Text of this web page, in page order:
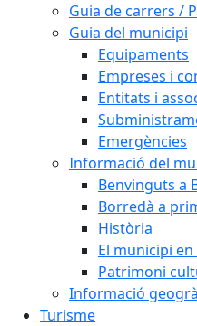
Guia de carrers /
Guia del municipi
Equipaments
Empreses i
Entitats i
Emergències
Informació del
Benvinguts a
Borredà a
Història
El municipi
Patrimoni
Informació
Turisme